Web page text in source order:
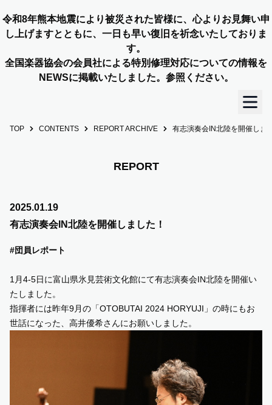
令和8年熊本地震により被災された皆様に、心よりお見舞い申
し上げますとともに、一日も早い復旧を祈念いたしておりま
す。
全国楽器協会の会員社による特別修理対応についての情報を
NEWSに掲載いたしました。参照ください。
TOP
OUR STORY
CONTENTS
TOP CONTENTS REPORT ARCHIVE 有志演奏会IN北陸を開催しま
REPORT
2025.01.19
有志演奏会IN北陸を開催しました！
#団員レポート
1月4-5日に富山県氷見芸術文化館にて有志演奏会IN北陸を開催い
たしました。
指揮者には昨年9月の「OTOBUTAI 2024 HORYUJI」の時にもお
世話になった、高井優希さんにお願いしました。